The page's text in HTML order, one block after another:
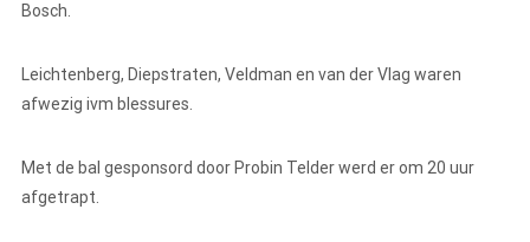
Bosch.
Leichtenberg, Diepstraten, Veldman en van der Vlag waren
afwezig ivm blessures.
Met de bal gesponsord door Probin Telder werd er om 20 uur
afgetrapt.